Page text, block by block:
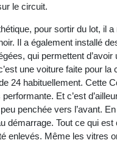
le circuit.
pour sortir du lot, il
Il a également installé
qui permettent d’avoir
une voiture faite pour la
24 habituellement. Cette
Et c’est
peu penchée vers l’avant.
démarrage. Tout ce qui est
enlevés. Même les vitres